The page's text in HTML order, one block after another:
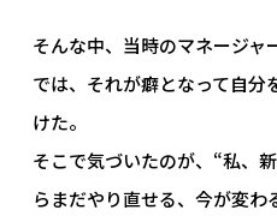
そんな中、当時のマネージャ
では、それが癖となって自分
けた。
そこで気づいたのが、“私、
らまだやり直せる、今が変